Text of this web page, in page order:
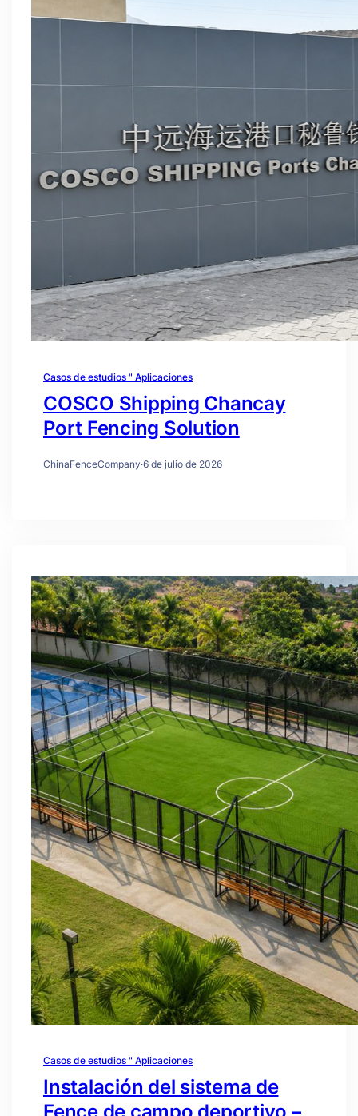
Casos de estudios " Aplicaciones
COSCO Shipping Chancay
Port Fencing Solution
ChinaFenceCompany·6 de julio de 2026
Casos de estudios " Aplicaciones
Instalación del sistema de